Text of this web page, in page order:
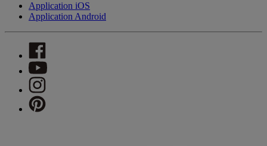
Application iOS
Application Android